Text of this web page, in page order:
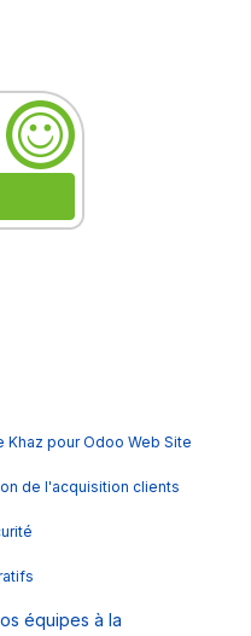
Khaz pour Odoo Web Site
de l'acquisition clients
équipes à la